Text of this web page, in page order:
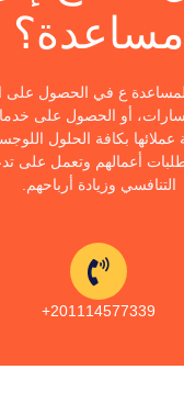
مساعدة؟
ع في الحصول على
أو الحصول على
بكافة الحلول
أعمالهم وتعمل على
التنافسي وزيادة أرباحهم.
201114577339+